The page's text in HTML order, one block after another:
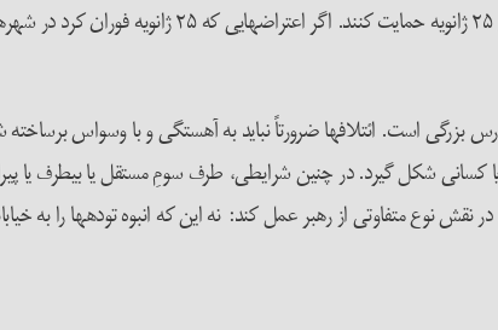
ریختند و نمایندگان کارگران را متقاعد
است. ائتلاف­ها ضرورتاً نباید به آهستگی و با وسواس برساخته
شکل گیرد. در چنین شرایطی، طرف سومِ مستقل یا بی­طرف یا
نوع متفاوتی از رهبر عمل کند: نه این که انبوه توده­ها را به